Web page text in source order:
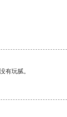
有玩腻。